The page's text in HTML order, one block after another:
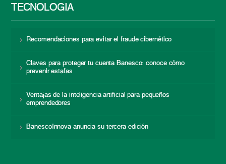
TECNOLOGÍA
Recomendaciones para evitar el fraude cibernético
Claves para proteger tu cuenta Banesco: conoce cómo
prevenir estafas
Ventajas de la inteligencia artificial para pequeños
emprendedores
BanescoInnova anuncia su tercera edición